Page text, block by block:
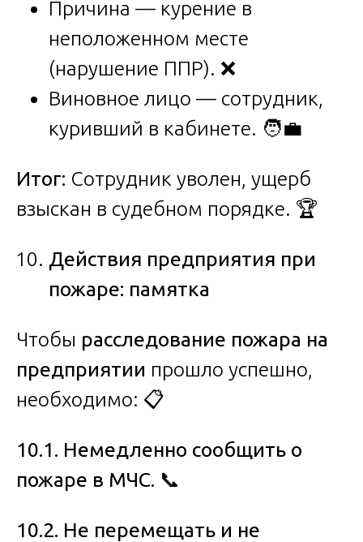
Причина — курение в
неположенном месте
(нарушение ППР). ❌
Виновное лицо — сотрудник,
куривший в кабинете. 🧑‍💼
Итог: Сотрудник уволен, ущерб
взыскан в судебном порядке. 🏆
Действия предприятия при
пожаре: памятка
Чтобы расследование пожара на
предприятии прошло успешно,
необходимо: 📋
10.1. Немедленно сообщить о
пожаре в МЧС. 📞
10.2. Не перемещать и не